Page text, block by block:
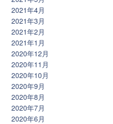
2021年4月
2021年3月
2021年2月
2021年1月
2020年12月
2020年11月
2020年10月
2020年9月
2020年8月
2020年7月
2020年6月